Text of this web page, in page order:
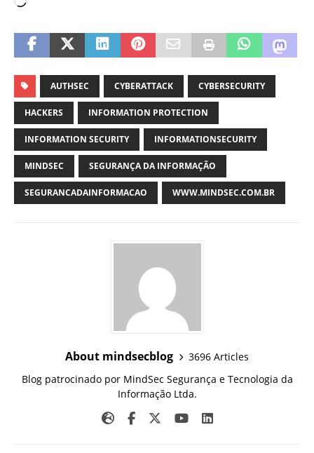
AUTHSEC CYBERATTACK CYBERSECURITY
HACKERS INFORMATION PROTECTION
INFORMATION SECURITY INFORMATIONSECURITY
MINDSEC SEGURANÇA DA INFORMAÇÃO
SEGURANCADAINFORMACAO WWW.MINDSEC.COM.BR
About mindsecblog
3696 Articles
Blog patrocinado por MindSec Segurança e Tecnologia da
Informação Ltda.